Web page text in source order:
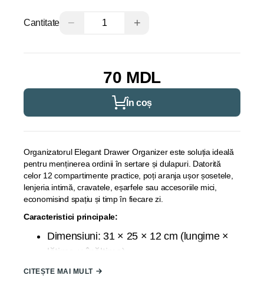
Cantitate − +
70 MDL
În coș
Organizatorul Elegant Drawer Organizer este soluția ideală
pentru menținerea ordinii în sertare și dulapuri. Datorită
celor 12 compartimente practice, poți aranja ușor șosetele,
lenjeria intimă, cravatele, eșarfele sau accesoriile mici,
economisind spațiu și timp în fiecare zi.
Caracteristici principale:
Dimensiuni: 31 × 25 × 12 cm (lungime ×
lățime × înălțime)
Material: combinație de țesătură textilă
CITEȘTE MAI MULT